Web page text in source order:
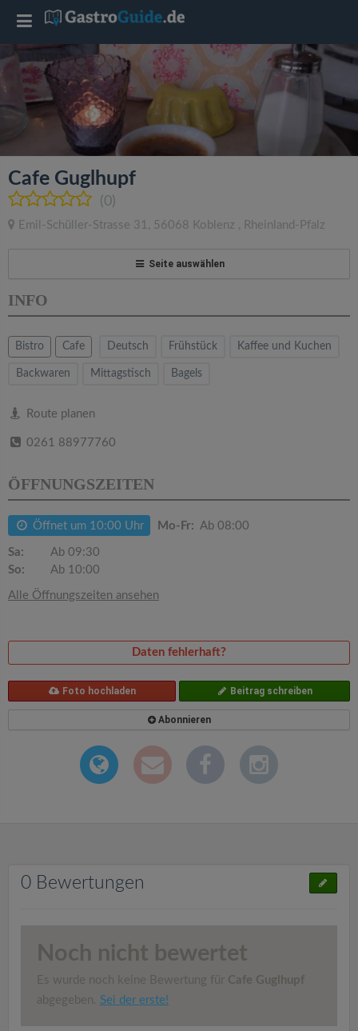
Cafe Guglhupf
(0)
Emil-Schüller-Strasse 31 , 56068 Koblenz , Rheinland-Pfalz
Seite auswählen
INFO
Bistro Cafe Deutsch Frühstück Kaffee und Kuchen
Backwaren Mittagstisch Bagels
Route planen
0261 88977760
ÖFFNUNGSZEITEN
Öffnet um 10:00 Uhr Mo-Fr: Ab 08:00
Sa:
Ab 09:30
So:
Ab 10:00
Alle Öffnungszeiten ansehen
Daten fehlerhaft?
Foto hochladen Beitrag schreiben
Abonnieren
0 Bewertungen
Noch nicht bewertet
Es wurde noch keine Bewertung für Cafe Guglhupf
abgegeben. Sei der erste!
T
o
g
l
e
a
v
g
a
t